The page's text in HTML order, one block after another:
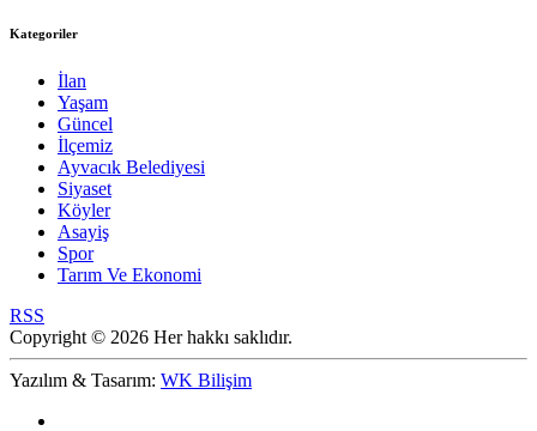
Kategoriler
İlan
Yaşam
Güncel
İlçemiz
Ayvacık Belediyesi
Siyaset
Köyler
Asayiş
Spor
Tarım Ve Ekonomi
RSS
Copyright © 2026 Her hakkı saklıdır.
Yazılım & Tasarım: WK Bilişim